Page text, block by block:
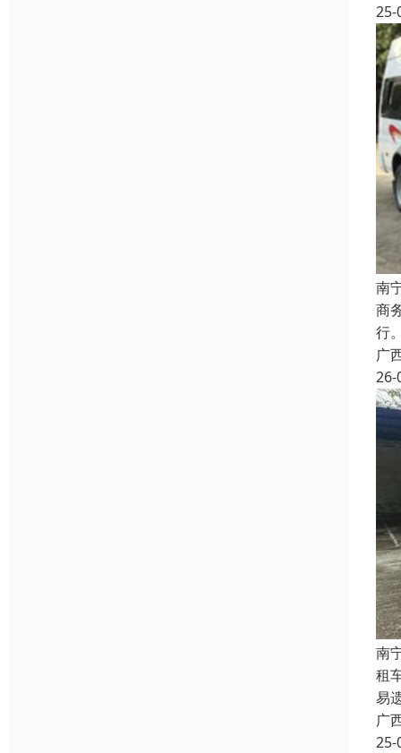
25-
南
商
行
广
26-
南
租
易
广
25-